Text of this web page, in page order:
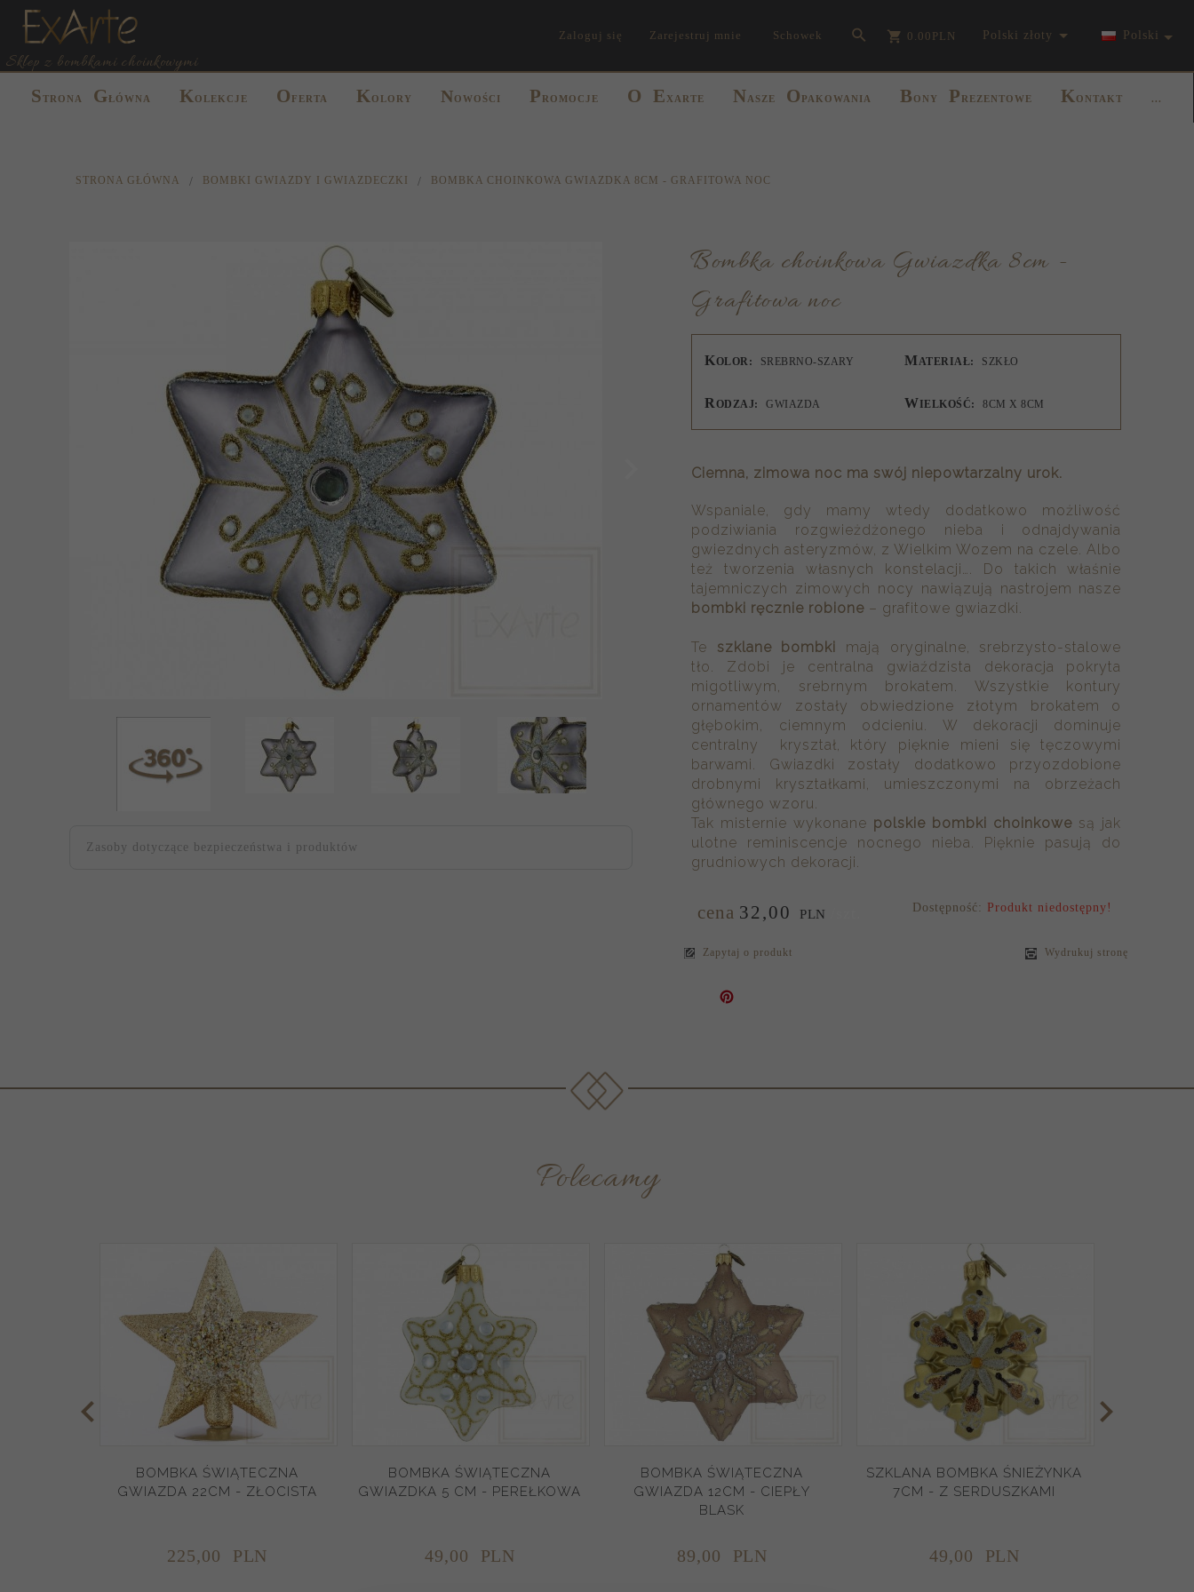
Sklep z bombkami choinkowymi
Zaloguj się Zarejestruj mnie Schowek 0.00 PLN
currency_h
polski złoty Polski
STRONA GŁÓWNA K OLEKCJE O FERTA K OLORY NOWOŚCI P ROMOCJE O E XARTE NASZE O PAKOWANIA B ONY P REZENTOWE K ONTAKT ...
STRONA GŁÓWNA BOMBKI GWIAZDY I GWIAZDECZKI BOMBKA CHOINKOWA GWIAZDKA 8CM - GRAFITOWA NOC
Zasoby dotyczące bezpieczeństwa i produktów
Bombka choinkowa Gwiazdka 8cm -
Grafitowa noc
KOLOR: SREBRNO-SZARY MATERIAŁ: SZKŁO
R ODZAJ: GWIAZDA W IELKOŚĆ: 8CM X 8CM
Ciemna, zimowa noc ma swój niepowtarzalny urok.
Wspaniale, gdy mamy wtedy dodatkowo możliwość
podziwiania rozgwieżdżonego nieba i odnajdywania
gwiezdnych asteryzmów, z Wielkim Wozem na czele. Albo
też tworzenia własnych konstelacji…. Do takich właśnie
tajemniczych zimowych nocy nawiązują nastrojem nasze
bombki ręcznie robione – grafitowe gwiazdki.
Te szklane bombki
mają oryginalne, srebrzysto-stalowe
tło. Zdobi je centralna gwiaździsta dekoracja pokryta
migotliwym, srebrnym brokatem. Wszystkie kontury
ornamentów zostały obwiedzione złotym brokatem o
głębokim, ciemnym odcieniu. W dekoracji dominuje
centralny kryształ, który pięknie mieni się tęczowymi
barwami. Gwiazdki zostały dodatkowo przyozdobione
drobnymi kryształkami, umieszczonymi na obrzeżach
głównego wzoru.
Tak misternie wykonane polskie bombki choinkowe są jak
ulotne reminiscencje nocnego nieba. Pięknie pasują do
grudniowych dekoracji.
cena 32,00 PLN Dostępność: Produkt niedostępny!
Zapytaj o produkt Wydrukuj stronę
Polecamy
BOMBKA ŚWIĄTECZNA
GWIAZDA 22CM - ZŁOCISTA
225,00 PLN
BOMBKA ŚWIĄTECZNA
GWIAZDKA 5 CM - PEREŁKOWA
49,00 PLN
BOMBKA ŚWIĄTECZNA
GWIAZDA 12CM - CIEPŁY
BLASK
89,00 PLN
SZKLANA BOMBKA ŚNIEŻYNKA
7CM - Z SERDUSZKAMI
49,00 PLN